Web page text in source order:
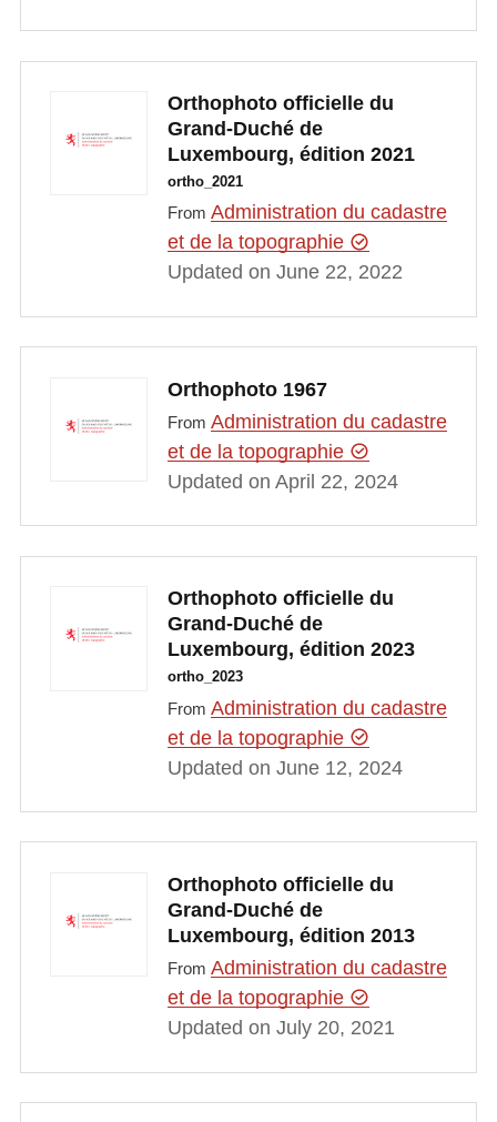
Orthophoto officielle du
Grand-Duché de
Luxembourg, édition 2021
ortho_2021
From Administration du cadastre
et de la topographie
Updated on June 22, 2022
Orthophoto 1967
From Administration du cadastre
et de la topographie
Updated on April 22, 2024
Orthophoto officielle du
Grand-Duché de
Luxembourg, édition 2023
ortho_2023
From Administration du cadastre
et de la topographie
Updated on June 12, 2024
Orthophoto officielle du
Grand-Duché de
Luxembourg, édition 2013
From Administration du cadastre
et de la topographie
Updated on July 20, 2021